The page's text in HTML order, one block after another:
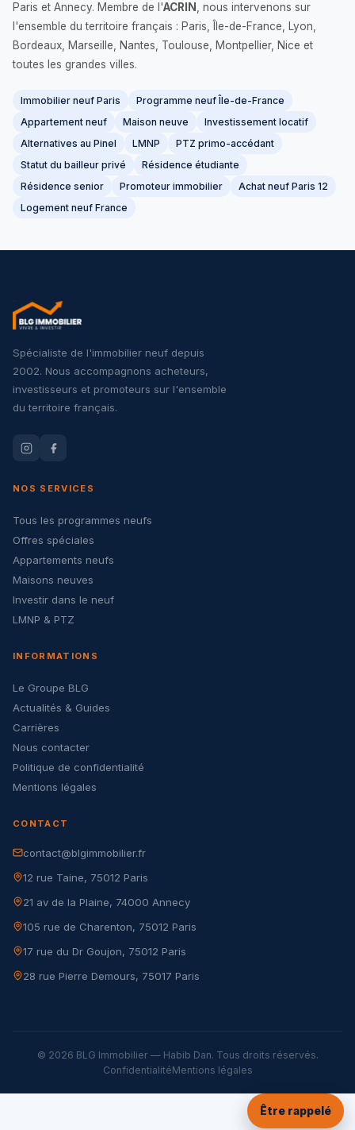
Paris et Annecy. Membre de l'ACRIN
, nous intervenons sur
l'ensemble du territoire français : Paris, Île-de-France, Lyon,
Bordeaux, Marseille, Nantes, Toulouse, Montpellier, Nice et
toutes les grandes villes.
Immobilier neuf Paris
Programme neuf Île-de-France
Appartement neuf
Maison neuve
Investissement locatif
Alternatives au Pinel
LMNP
PTZ primo-accédant
Statut du bailleur privé
Résidence étudiante
Résidence senior
Promoteur immobilier
Achat neuf Paris 12
Logement neuf France
Spécialiste de l'immobilier neuf depuis
2002. Nous accompagnons acheteurs,
investisseurs et promoteurs sur l'ensemble
du territoire français.
NOS SERVICES
Tous les programmes neufs
Offres spéciales
Appartements neufs
Maisons neuves
Investir dans le neuf
LMNP & PTZ
INFORMATIONS
Le Groupe BLG
Actualités & Guides
Carrières
Nous contacter
Politique de confidentialité
Mentions légales
CONTACT
contact@blgimmobilier.fr
12 rue Taine, 75012 Paris
21 av de la Plaine, 74000 Annecy
105 rue de Charenton, 75012 Paris
17 rue du Dr Goujon, 75012 Paris
28 rue Pierre Demours, 75017 Paris
© 2026 BLG Immobilier — Habib Dan. Tous droits réservés.
ConfidentialitéMentions légales
Être rappelé